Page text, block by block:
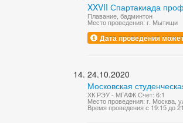
XXVII Спартакиада
Плавание, бадминтон
Место проведения: г. Мытищи
Дата проведения
24.10.2020
Московская
ХК РЭУ - МГАФК Счет: 6:1
Место проведения: г.
Время проведения с 19:15 до